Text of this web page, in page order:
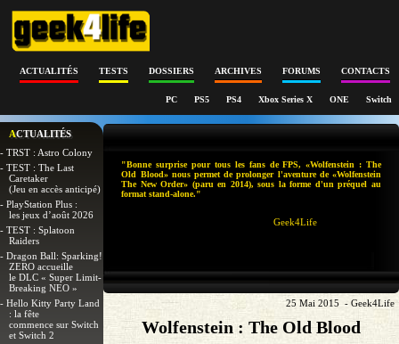
ACTUALITÉS TESTS DOSSIERS ARCHIVES FORUMS CONTACTS
PC PS5 PS4 Xbox Series X ONE Switch
ACTUALITÉS
- TRST : Astro Colony
- TEST : The Last
Caretaker
(Jeu en accès anticipé)
- PlayStation Plus :
les jeux d’août 2026
- TEST : Splatoon
Raiders
- Dragon Ball: Sparking!
ZERO accueille
le DLC « Super Limit-
Breaking NEO »
- Hello Kitty Party Land
: la fête
commence sur Switch
et Switch 2
"Bonne surprise pour tous les fans de FPS, «Wolfenstein : The
Old Blood» nous permet de prolonger l'aventure de «Wolfenstein
The New Order» (paru en 2014), sous la forme d'un préquel au
format stand-alone."
Geek4Life
25 Mai 2015 - Geek4Life
Wolfenstein : The Old Blood